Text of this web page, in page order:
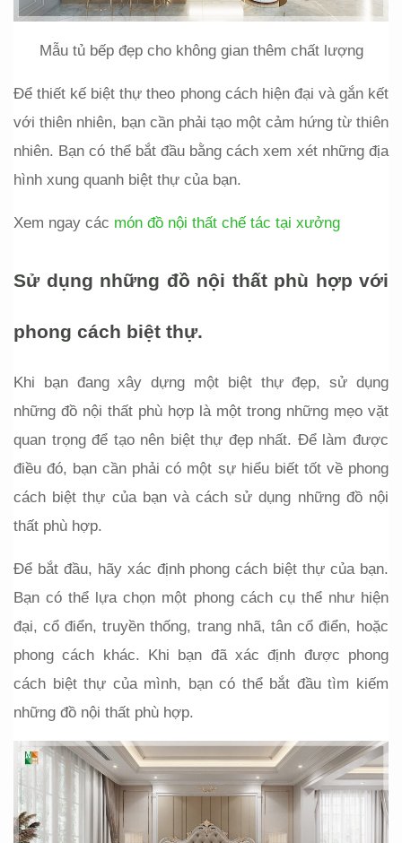
Mẫu tủ bếp đẹp cho không gian thêm chất lượng
Để thiết kế biệt thự theo phong cách hiện đại và gắn kết
với thiên nhiên, bạn cần phải tạo một cảm hứng từ thiên
nhiên. Bạn có thể bắt đầu bằng cách xem xét những địa
hình xung quanh biệt thự của bạn.
Xem ngay các món đồ nội thất chế tác tại xưởng
Sử dụng những đồ nội thất phù hợp với
phong cách biệt thự.
Khi bạn đang xây dựng một biệt thự đẹp, sử dụng
những đồ nội thất phù hợp là một trong những mẹo vặt
quan trọng để tạo nên biệt thự đẹp nhất. Để làm được
điều đó, bạn cần phải có một sự hiểu biết tốt về phong
cách biệt thự của bạn và cách sử dụng những đồ nội
thất phù hợp.
Để bắt đầu, hãy xác định phong cách biệt thự của bạn.
Bạn có thể lựa chọn một phong cách cụ thể như hiện
đại, cổ điển, truyền thống, trang nhã, tân cổ điển, hoặc
phong cách khác. Khi bạn đã xác định được phong
cách biệt thự của mình, bạn có thể bắt đầu tìm kiếm
những đồ nội thất phù hợp.